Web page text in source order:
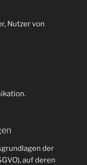
Nutzer von
der
auf deren